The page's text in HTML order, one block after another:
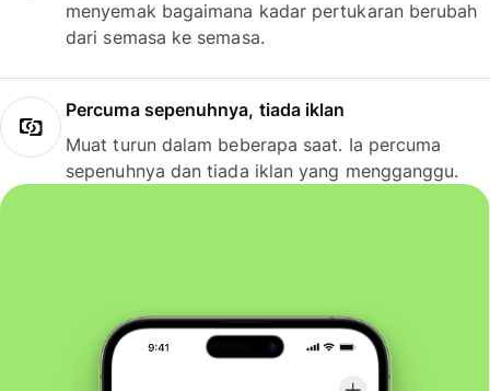
menyemak bagaimana kadar pertukaran berubah
dari semasa ke semasa.
Percuma sepenuhnya, tiada iklan
Muat turun dalam beberapa saat. Ia percuma
sepenuhnya dan tiada iklan yang mengganggu.